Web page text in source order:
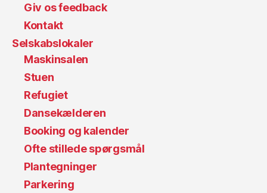
Giv os feedback
Kontakt
Selskabslokaler
Maskinsalen
Stuen
Refugiet
Dansekælderen
Booking og kalender
Ofte stillede spørgsmål
Plantegninger
Parkering